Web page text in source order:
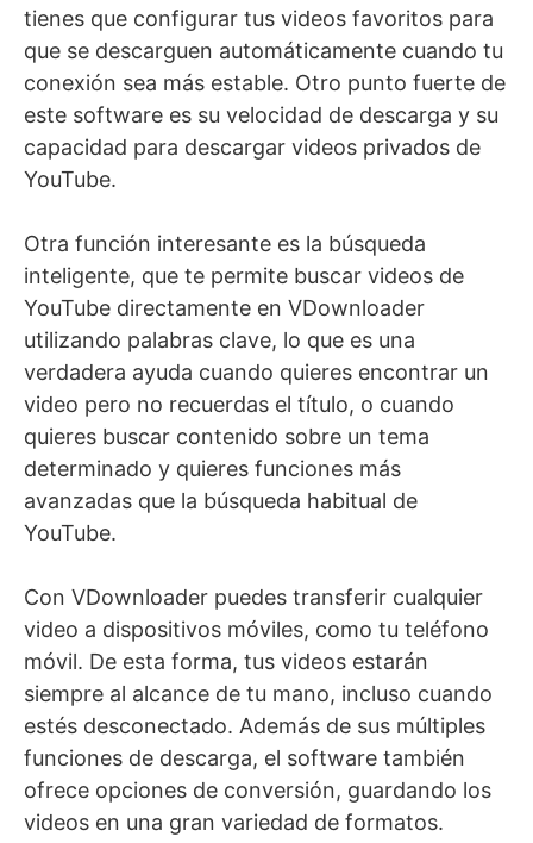
tienes que configurar tus videos favoritos para
que se descarguen automáticamente cuando tu
conexión sea más estable. Otro punto fuerte de
este software es su velocidad de descarga y su
capacidad para descargar videos privados de
YouTube.
Otra función interesante es la búsqueda
inteligente, que te permite buscar videos de
YouTube directamente en VDownloader
utilizando palabras clave, lo que es una
verdadera ayuda cuando quieres encontrar un
video pero no recuerdas el título, o cuando
quieres buscar contenido sobre un tema
determinado y quieres funciones más
avanzadas que la búsqueda habitual de
YouTube.
Con VDownloader puedes transferir cualquier
video a dispositivos móviles, como tu teléfono
móvil. De esta forma, tus videos estarán
siempre al alcance de tu mano, incluso cuando
estés desconectado. Además de sus múltiples
funciones de descarga, el software también
ofrece opciones de conversión, guardando los
videos en una gran variedad de formatos.